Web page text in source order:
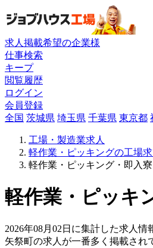
求人掲載希望の企業様
仕事検索
キープ
閲覧履歴
ログイン
会員登録
全国 茨城県 埼玉県 千葉県 東京都
工場・製造業求人
軽作業・ピッキングの工場求
軽作業・ピッキング・即入
軽作業・ピッキ
2026年08月02日に集計した求人
矢祭町の求人が一番多く掲載され